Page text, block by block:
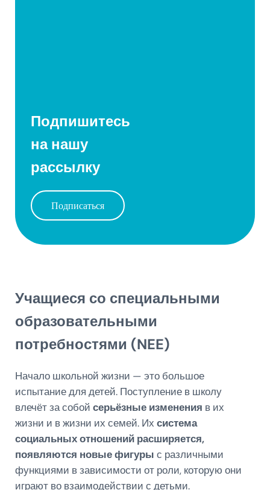
Подпишитесь
на нашу
рассылку
Подписаться
Учащиеся со специальными
образовательными
потребностями (NEE)
Начало школьной жизни — это большое
испытание для детей. Поступление в школу
влечёт за собой серьёзные изменения в их
жизни и в жизни их семей. Их система
социальных отношений расширяется,
появляются новые фигуры с различными
функциями в зависимости от роли, которую они
играют во взаимодействии с детьми.